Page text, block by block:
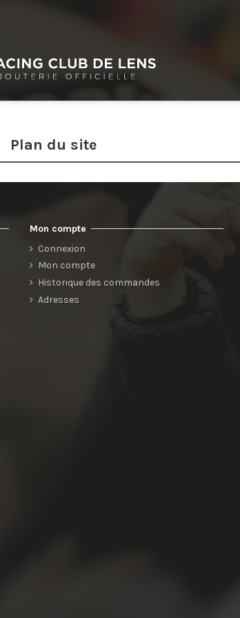
Plan du site
Mon compte
Connexion
Mon compte
Historique des commandes
Adresses